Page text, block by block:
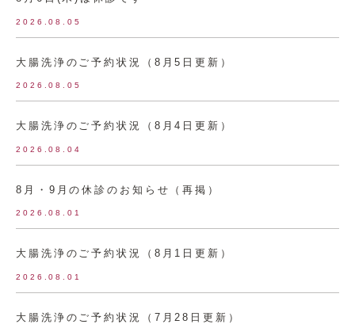
2026.08.05
大腸洗浄のご予約状況（8月5日更新）
2026.08.05
大腸洗浄のご予約状況（8月4日更新）
2026.08.04
8月・9月の休診のお知らせ（再掲）
2026.08.01
大腸洗浄のご予約状況（8月1日更新）
2026.08.01
大腸洗浄のご予約状況（7月28日更新）